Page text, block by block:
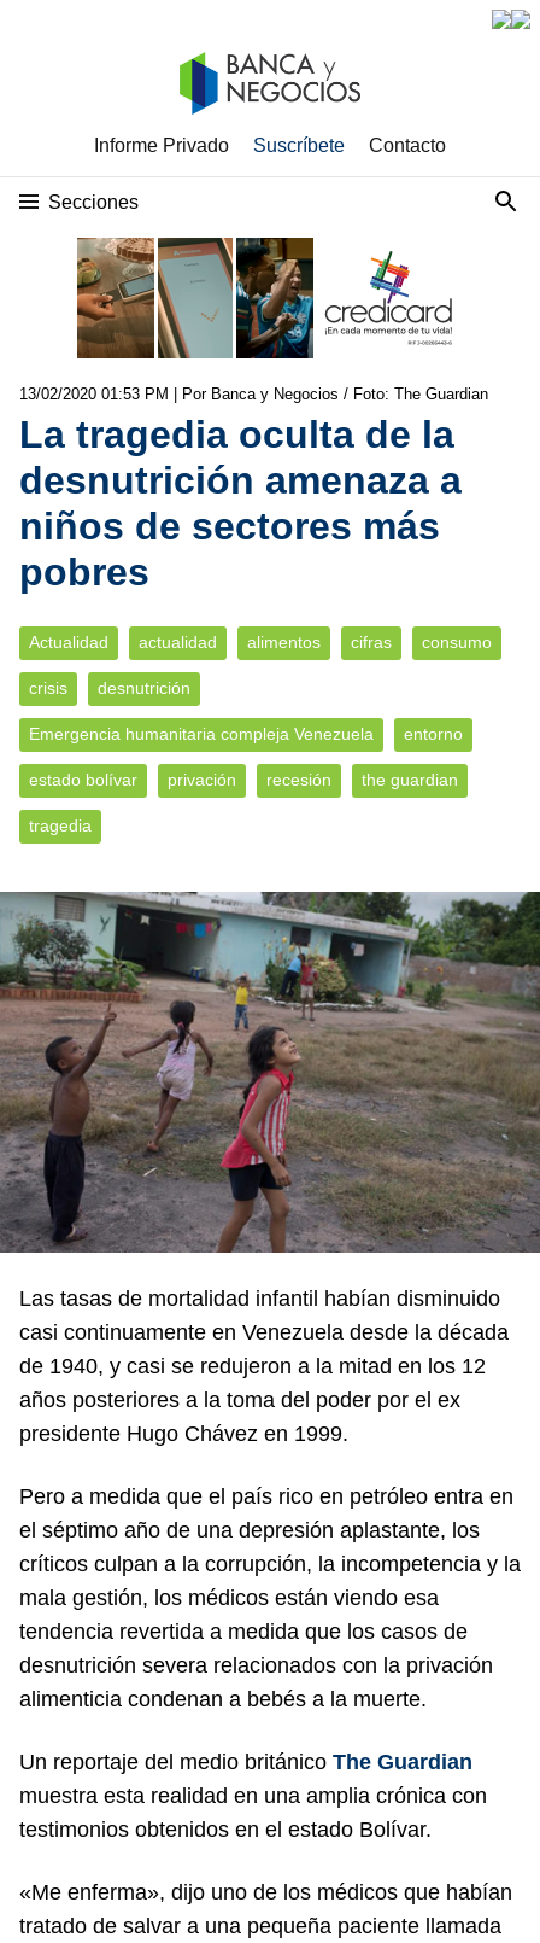
Informe Privado Suscríbete Contacto
Secciones
13/02/2020 01:53 PM | Por Banca y Negocios / Foto: The Guardian
La tragedia oculta de la
desnutrición amenaza a
niños de sectores más
pobres
Actualidad actualidad alimentos cifras consumo
crisis desnutrición
Emergencia humanitaria compleja Venezuela entorno
estado bolívar privación recesión the guardian
tragedia
Las tasas de mortalidad infantil habían disminuido
casi continuamente en Venezuela desde la década
de 1940, y casi se redujeron a la mitad en los 12
años posteriores a la toma del poder por el ex
presidente Hugo Chávez en 1999.
Pero a medida que el país rico en petróleo entra en
el séptimo año de una depresión aplastante, los
críticos culpan a la corrupción, la incompetencia y la
mala gestión, los médicos están viendo esa
tendencia revertida a medida que los casos de
desnutrición severa relacionados con la privación
alimenticia condenan a bebés a la muerte.
Un reportaje del medio británico The Guardian
muestra esta realidad en una amplia crónica con
testimonios obtenidos en el estado Bolívar.
«Me enferma», dijo uno de los médicos que habían
tratado de salvar a una pequeña paciente llamada